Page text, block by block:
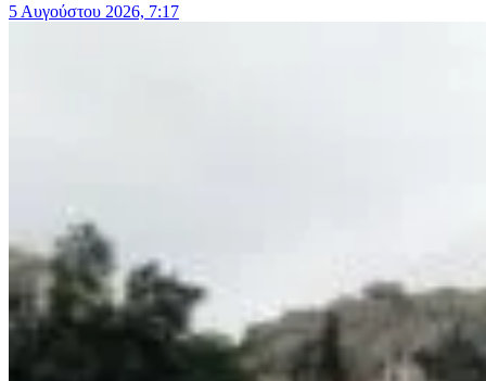
5 Αυγούστου 2026, 7:17